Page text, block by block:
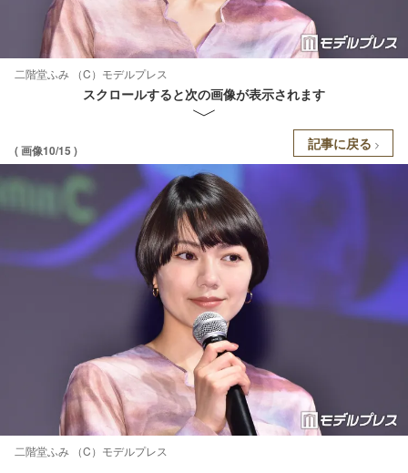
二階堂ふみ （C）モデルプレス
スクロールすると次の画像が表示されます
( 画像10/15 ) 記事に戻る
二階堂ふみ （C）モデルプレス